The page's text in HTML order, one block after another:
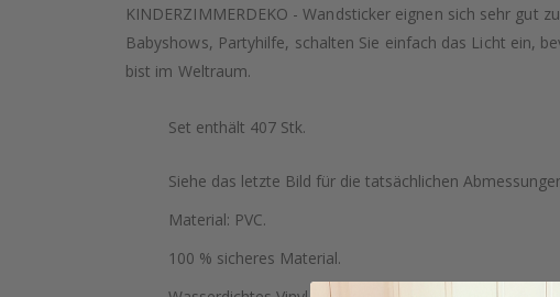
springen
KINDERZIMMERDEKO - Wandsticker eignen sich sehr gut
Babyshows, Partyhilfe, schalten Sie einfach das Licht ein,
bist im Weltraum.
Set enthält 407 Stk.
Siehe das letzte Bild für die tatsächlichen
Material: PVC.
100 % sicheres Material.